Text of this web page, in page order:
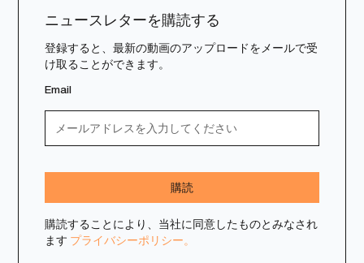
ニュースレターを購読する
登録すると、最新の動画のアップロードをメールで受
け取ることができます。
Email
購読することにより、当社に同意したものとみなされ
ます プライバシーポリシー。